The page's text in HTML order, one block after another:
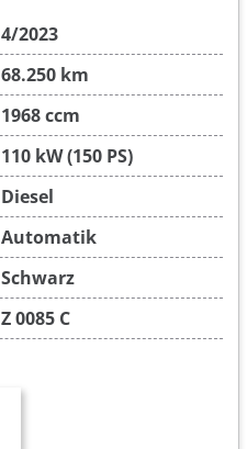
4/2023
68.250 km
1968 ccm
110 kW (150 PS)
Diesel
Automatik
Schwarz
Z 0085 C